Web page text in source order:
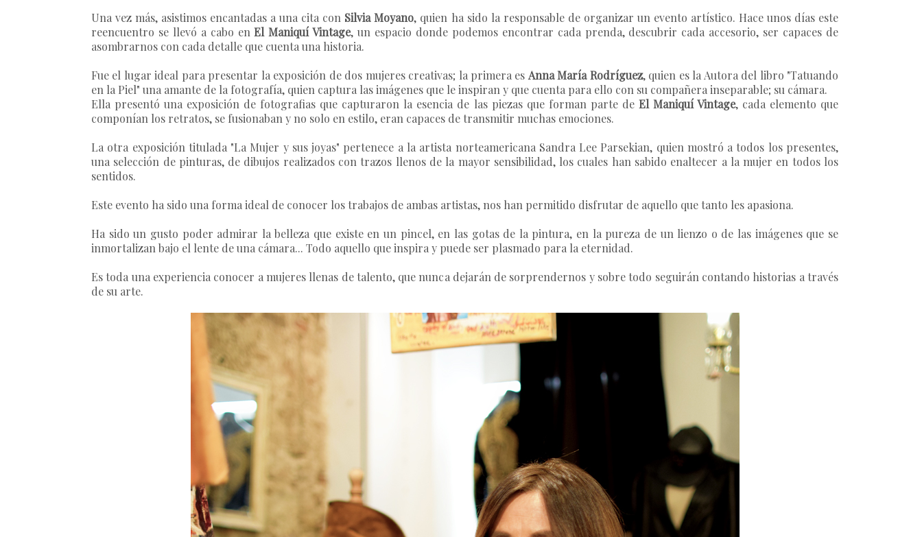
Una vez más, asistimos encantadas a una cita con Silvia Moyano, quien ha sido la responsable de organizar un evento artístico. Hace unos días este
reencuentro se llevó a cabo enEl Maniquí Vintage, un espacio donde podemos encontrar cada prenda, descubrir cada accesorio, ser capaces de
asombrarnos con cada detalle que cuenta una historia.
Fue el lugar ideal para presentar la exposición de dos mujeres creativas; la primera es Anna María Rodríguez, quien es la Autora del libro "Tatuando
en la Piel" una amante de la fotografía, quien captura las imágenes que le inspiran y que cuenta para ello con su compañera inseparable; su cámara.
Ella presentó una exposición de fotografias que capturaron la esencia de las piezas que forman parte de El Maniquí Vintage, cada elemento que
componían los retratos, se fusionaban y no solo en estilo, eran capaces de transmitir muchas emociones.
La otra exposición titulada "La Mujer y sus joyas" pertenece a la artista norteamericana Sandra Lee Parsekian, quien mostró a todos los presentes,
una selección de pinturas, de dibujos realizados con trazos llenos de la mayor sensibilidad, los cuales han sabido enaltecer a la mujer en todos los
sentidos.
Este evento ha sido una forma ideal de conocer los trabajos de ambas artistas, nos han permitido disfrutar de aquello que tanto les apasiona.
Ha sido un gusto poder admirar la belleza que existe en un pincel, en las gotas de la pintura, en la pureza de un lienzo o de las imágenes que se
inmortalizan bajo el lente de una cámara... Todo aquello que inspira y puede ser plasmado para la eternidad.
Es toda una experiencia conocer a mujeres llenas de talento, que nunca dejarán de sorprendernos y sobre todo seguirán contando historias a través
de su arte.